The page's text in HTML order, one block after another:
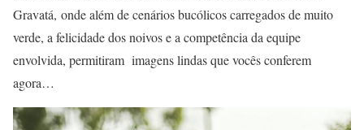
Gravatá, onde além de cenários bucólicos carregados de muito
verde, a felicidade dos noivos e a competência da equipe
envolvida, permitiram imagens lindas que vocês conferem
agora…